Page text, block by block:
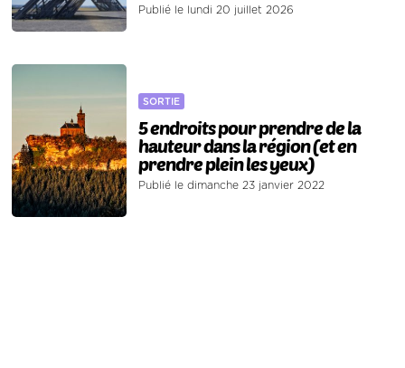
Publié le lundi 20 juillet 2026
SORTIE
5 endroits pour prendre de la
hauteur dans la région (et en
prendre plein les yeux)
Publié le dimanche 23 janvier 2022